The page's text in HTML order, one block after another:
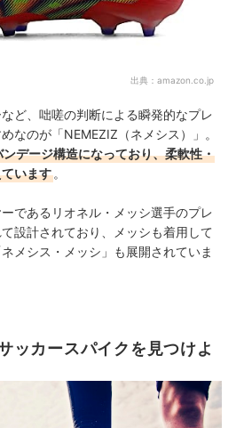
出典： amazon.co.jp
ど、咄嗟の判断による瞬発的なプレ
なのが「NEMEZIZ（ネメシス）」。
デージ構造になっており、柔軟性・
います 。
であるリオネル・メッシ選手のプレ
設計されており、メッシも着用して
メシス・メッシ」も展開されていま
ッカースパイクを見つけよ